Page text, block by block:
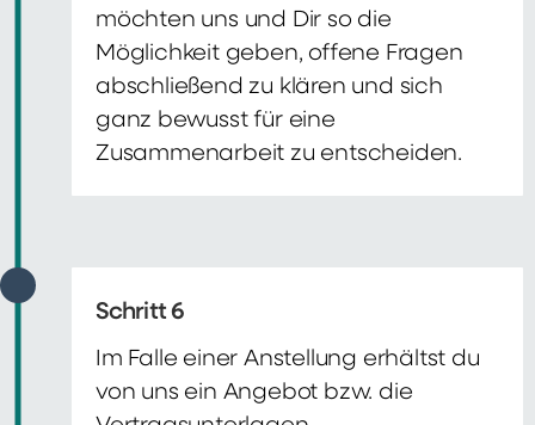
möchten uns und Dir so die
Möglichkeit geben, offene Fragen
abschließend zu klären und sich
ganz bewusst für eine
Zusammenarbeit zu entscheiden.
Schritt 6
Im Falle einer Anstellung erhältst du
von uns ein Angebot bzw. die